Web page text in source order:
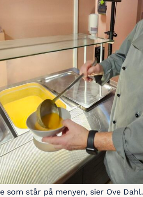
som står på menyen, sier Ove Dahl.